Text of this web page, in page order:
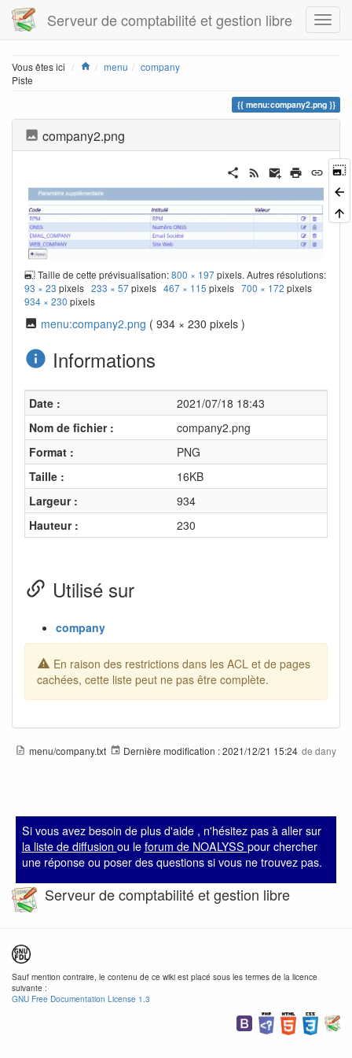
Serveur de comptabilité et gestion libre
Vous êtes ici Home
menu
company
Piste
menu:company2.png
company2.png
Taille de cette prévisualisation:800 × 197pixels. Autres résolutions:
93 × 23 pixels 233 × 57pixels 467 × 115 pixels 700 × 172 pixels
934 × 230 pixels
menu:company2.png ( 934 × 230 pixels )
Informations
Date :
2021/07/18 18:43
Nom de fichier :
company2.png
Format :
PNG
Taille :
16KB
Largeur :
934
Hauteur :
230
Utilisé sur
company
En raison des restrictions dans les ACL et de pages
cachées, cette liste peut ne pas être complète.
menu/company.txt Dernière modification :2021/12/21 15:24 de dany
Si vous avez besoin de plus d'aide , n'hésitez pas à aller sur
la liste de diffusion ou le forum de NOALYSS pour chercher
une réponse ou poser des questions si vous ne trouvez pas.
Serveur de comptabilité et gestion libre
Sauf mention contraire, le contenu de ce wiki est placé sous les termes de la licence
suivante :
GNU Free Documentation License 1.3